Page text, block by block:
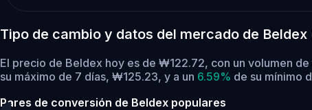
Tipo de cambio y datos del mercado de Beldex
El precio de Beldex hoy es de ₩122.72, con un volumen
su máximo de 7 días, ₩125.23, y a un 6.59% de su mínimo
Pares de conversión de Beldex populares